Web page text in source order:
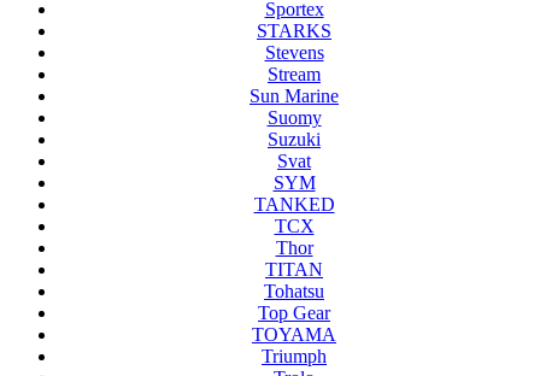
Sportex
STARKS
Stevens
Stream
Sun Marine
Suomy
Suzuki
Svat
SYM
TANKED
TCX
Thor
TITAN
Tohatsu
Top Gear
TOYAMA
Triumph